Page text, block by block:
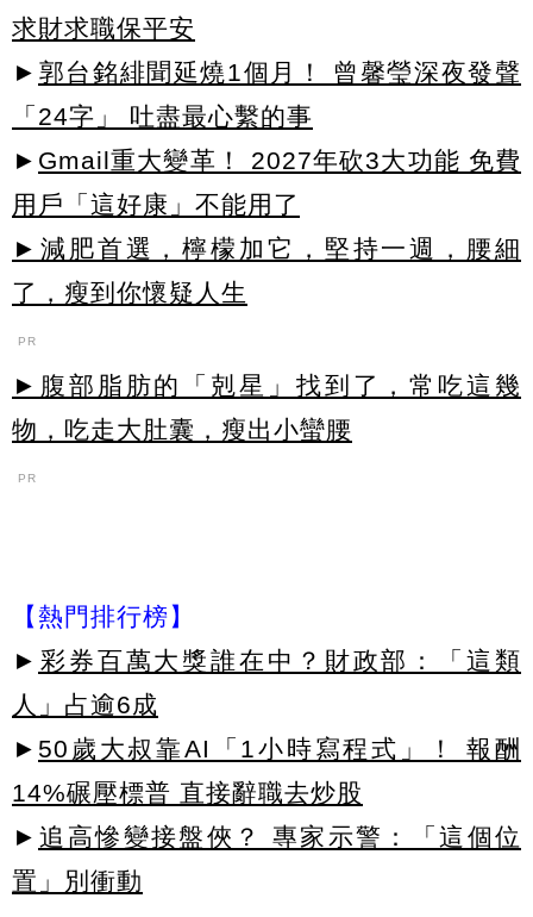
求財求職保平安
► 郭台銘緋聞延燒1個月！ 曾馨瑩深夜發聲
「24字」 吐盡最心繫的事
► Gmail重大變革！ 2027年砍3大功能 免費
用戶「這好康」不能用了
►減肥首選，檸檬加它，堅持一週，腰細
了，瘦到你懷疑人生
PR
►腹部脂肪的「剋星」找到了，常吃這幾
物，吃走大肚囊，瘦出小蠻腰
PR
【熱門排行榜】
► 彩券百萬大獎誰在中？財政部：「這類
人」占逾6成
► 50歲大叔靠AI「1小時寫程式」！ 報酬
14%碾壓標普 直接辭職去炒股
► 追高慘變接盤俠？ 專家示警：「這個位
置」別衝動